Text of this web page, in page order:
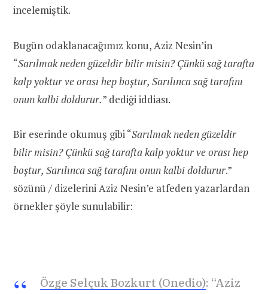
incelemiştik.
Bugün odaklanacağımız konu, Aziz Nesin’in
“Sarılmak neden güzeldir bilir misin? Çünkü sağ tarafta
kalp yoktur ve orası hep boştur, Sarılınca sağ tarafını
onun kalbi doldurur.” dediği iddiası.
Bir eserinde okumuş gibi “Sarılmak neden güzeldir
bilir misin? Çünkü sağ tarafta kalp yoktur ve orası hep
boştur, Sarılınca sağ tarafını onun kalbi doldurur.”
sözünü / dizelerini Aziz Nesin’e atfeden yazarlardan
örnekler şöyle sunulabilir:
Özge Selçuk Bozkurt (Onedio): “Aziz